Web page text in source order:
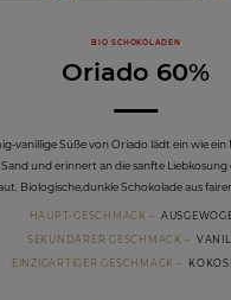
BIO SCHOKOLADEN
Oriado 60%
vanillige Süße von Oriado lädt ein wie
und erinnert an die sanfte Liebkosung
Biologische,dunkle Schokolade aus
HAUPT-GESCHMACK
SEKUNDÄRER GESCHMACK
EINZIGARTIGER GESCHMACK